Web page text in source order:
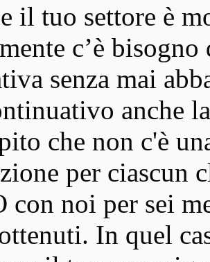
il tuo settore è
c’è
senza mai
anche
che non c'è
per ciascun
con noi per sei
In quel